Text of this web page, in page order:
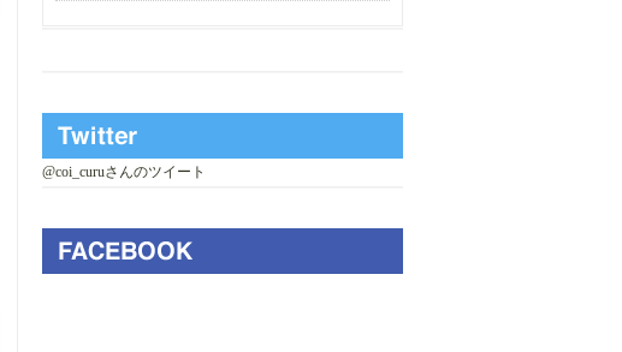
@coi_curuさんのツイート